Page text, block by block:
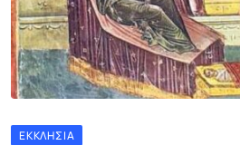
ΕΚΚΛΗΣΊΑ